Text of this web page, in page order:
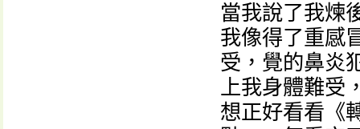
當我說了我煉
我像得了重感
受，覺的鼻炎
上我身體難受
想正好看看《